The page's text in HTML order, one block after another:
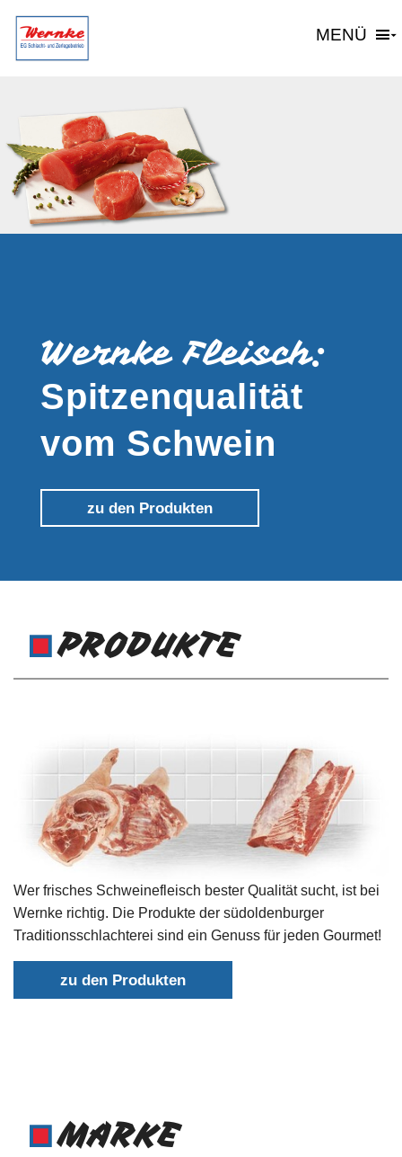
MENÜ
Wernke Fleisch:
Spitzenqualität
vom Schwein
zu den Produkten
PRODUKTE
Wer frisches Schweinefleisch bester Qualität sucht, ist bei
Wernke richtig. Die Produkte der südoldenburger
Traditionsschlachterei sind ein Genuss für jeden Gourmet!
zu den Produkten
MARKE